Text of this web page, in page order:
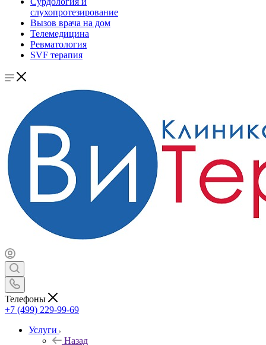
слухопротезирование
Вызов врача на дом
Телемедицина
Ревматология
SVF терапия
Телефоны
+7 (499) 229-99-69
Услуги
Назад